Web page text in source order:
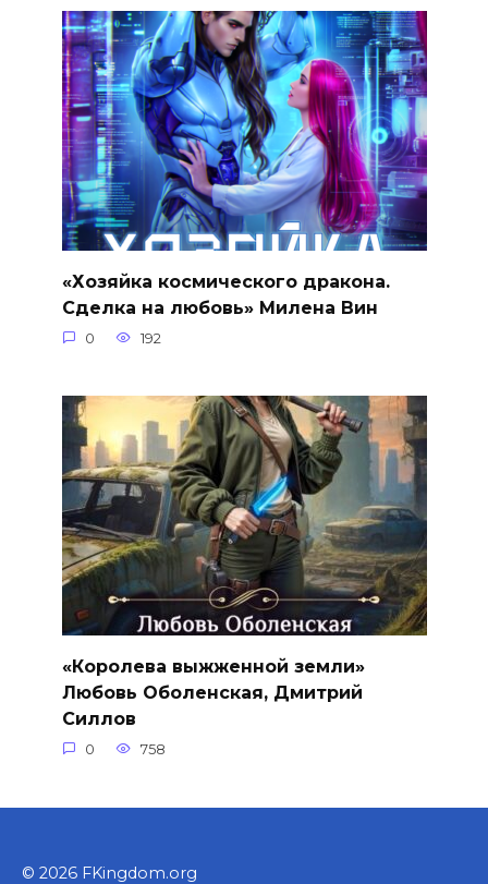
«Хозяйка космического дракона.
Сделка на любовь» Милена Вин
0 192
«Королева выжженной земли»
Любовь Оболенская, Дмитрий
Силлов
0 758
© 2026 FKingdom.org